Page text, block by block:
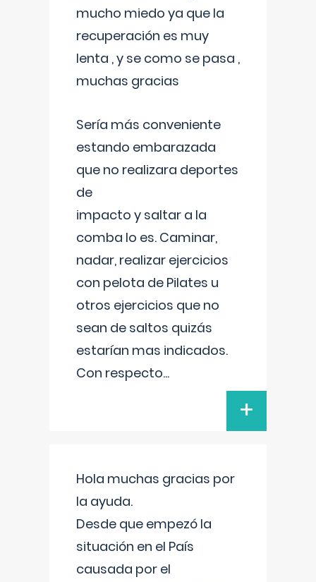
mucho miedo ya que la
recuperación es muy
lenta , y se como se pasa ,
muchas gracias
Sería más conveniente
estando embarazada
que no realizara deportes
de
impacto y saltar a la
comba lo es. Caminar,
nadar, realizar ejercicios
con pelota de Pilates u
otros ejercicios que no
sean de saltos quizás
estarían mas indicados.
Con respecto...
+
Hola muchas gracias por
la ayuda.
Desde que empezó la
situación en el País
causada por el